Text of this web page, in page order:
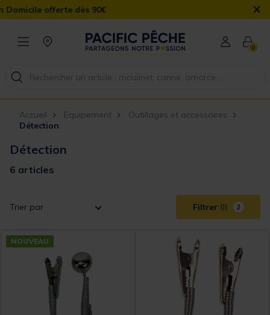
offerte dès 90€ ×
0
Accueil Equipement
Outillages et accessoires
Détection
Détection
6 articles
Trier par Filtrer 2
NOUVEAU